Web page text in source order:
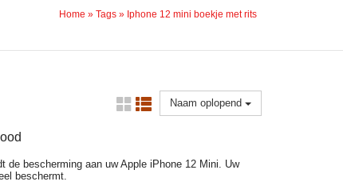
Home » Tags » Iphone 12 mini boekje met rits
Naam oplopend
de bescherming aan uw Apple iPhone 12 Mini. Uw
beschermt.